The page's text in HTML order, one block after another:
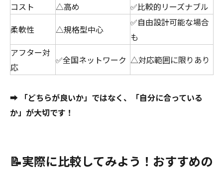
コスト
△高め
✅比較的リーズナブル
柔軟性
△規格型中心
✅自由設計可能な場合
も
アフター対
応
✅全国ネットワーク △対応範囲に限りあり
➡ 「どちらが良いか」ではなく、「自分に合っている
か」が大切です！
📝実際に比較してみよう！おすすめの